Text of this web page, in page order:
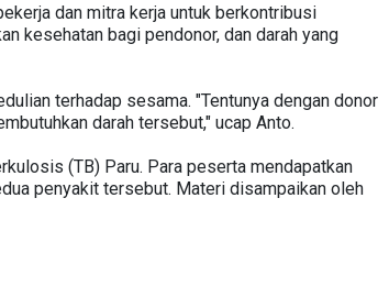
dan mitra kerja untuk berkontribusi
kesehatan bagi pendonor, dan darah yang
terhadap sesama. "Tentunya dengan donor
darah tersebut," ucap Anto.
(TB) Paru. Para peserta mendapatkan
penyakit tersebut. Materi disampaikan oleh